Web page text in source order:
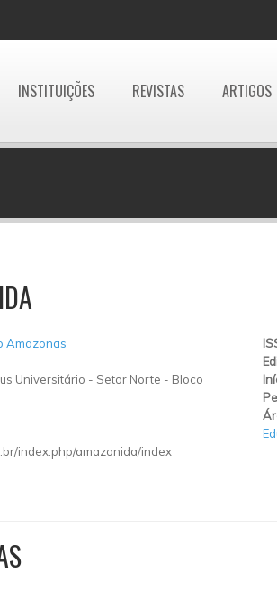
INSTITUIÇÕES REVISTAS ARTIGOS
Amazonas
Universitário - Setor Norte - Bloco
index.php/amazonida/index